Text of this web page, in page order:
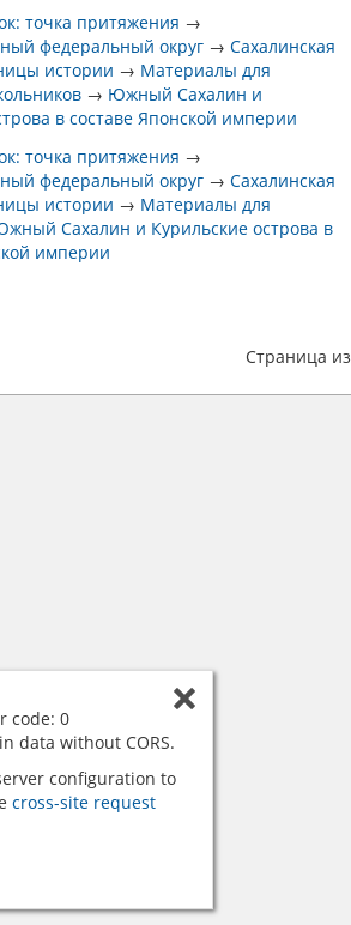
точка притяжения →
федеральный округ →Сахалинская
истории → Материалы для
→ Южный Сахалин и
в составе Японской империи
точка притяжения →
федеральный округ →Сахалинская
истории → Материалы для
Сахалин и Курильские острова в
империи
Страница из
code: 0
data without CORS.
configuration to
cross-site request